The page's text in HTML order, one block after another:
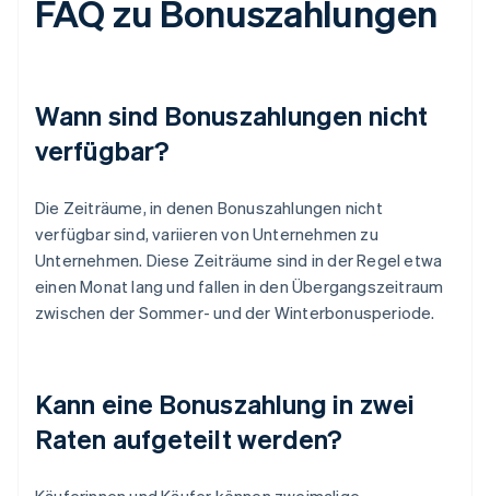
FAQ zu Bonuszahlungen
Wann sind Bonuszahlungen nicht
verfügbar?
Die Zeiträume, in denen Bonuszahlungen nicht
verfügbar sind, variieren von Unternehmen zu
Unternehmen. Diese Zeiträume sind in der Regel etwa
einen Monat lang und fallen in den Übergangszeitraum
zwischen der Sommer- und der Winterbonusperiode.
Kann eine Bonuszahlung in zwei
Raten aufgeteilt werden?